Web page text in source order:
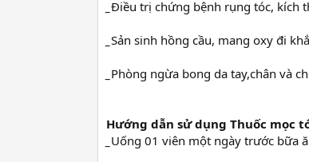
Điều trị chứng bệnh rụng tóc, kích
Sản sinh hồng cầu, mang oxy đi
Phòng ngừa bong da tay,chân và
Hướng dẫn sử dụng Thuốc mọc
Uống 01 viên một ngày trước bữa